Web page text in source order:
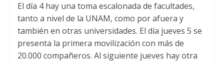
El día 4 hay una toma escalonada de facultades,
tanto a nivel de la UNAM, como por afuera y
también en otras universidades. El día jueves 5 se
presenta la primera movilización con más de
20.000 compañeros. Al siguiente jueves hay otra